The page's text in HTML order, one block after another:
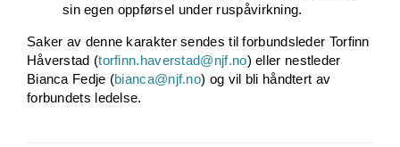
sin egen oppførsel under ruspåvirkning.
Saker av denne karakter sendes til forbundsleder Torfinn
Håverstad (torfinn.haverstad@njf.no) eller nestleder
Bianca Fedje (bianca@njf.no) og vil bli håndtert av
forbundets ledelse.